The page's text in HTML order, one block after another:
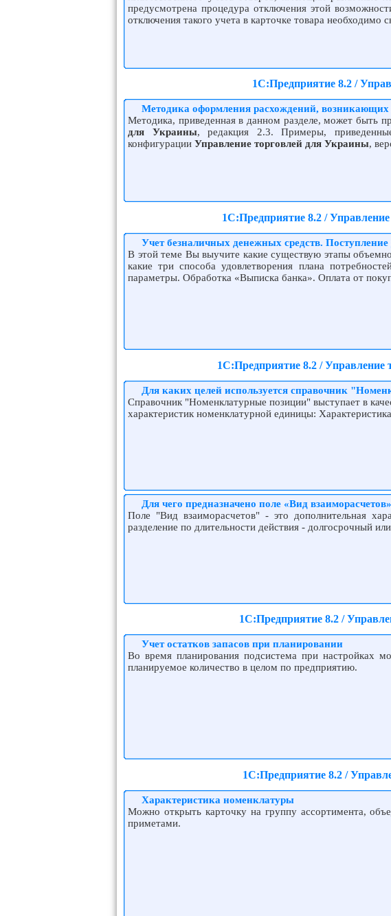
предусмотрена процедура отключения этой
отключения такого учета в карточке товара необходимо
1С:Предприятие 8.2 /
Методика оформления расхождений, возникающих
Методика, приведенная в данном разделе, может быть
для Украины, редакция 2.3. Примеры,
конфигурации Управление торговлей для Украины,
1С:Предприятие 8.2 /
Учет безналичных денежных средств.
В этой теме Вы выучите какие существую этапы
какие три способа удовлетворения плана
параметры. Обработка «Выписка банка». Оплата от
1С:Предприятие 8.2 /
Для каких целей используется справочник
Справочник "Номенклатурные позиции" выступает в
характеристик номенклатурной единицы:
Для чего предназначено поле «Вид
Поле "Вид взаиморасчетов" - это дополнительная
разделение по длительности действия - долгосрочный
1С:Предприятие 8.2 /
Учет остатков запасов при планировании
Во время планирования подсистема при настройках
планируемое количество в целом по предприятию.
1С:Предприятие 8.2 /
Характеристика номенклатуры
Можно открыть карточку на группу ассортимента,
приметами.